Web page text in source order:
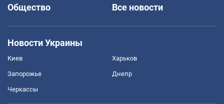
Общество
Все новости
Новости Украины
Киев Харьков
Запорожье Днепр
Черкассы